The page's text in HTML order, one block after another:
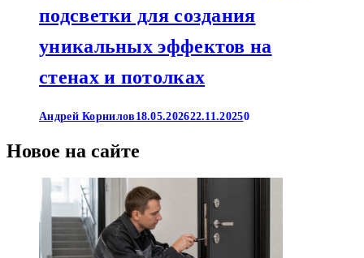
подсветки для создания
уникальных эффектов на
стенах и потолках
Андрей Корнилов 18.05.202622.11.20250
Новое на сайте